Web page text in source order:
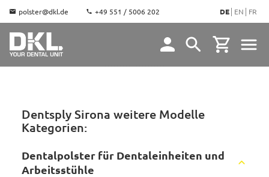
polster@dkl.de +49 551 / 5006 202 DE EN FR
Dentsply Sirona weitere Modelle
Kategorien:
Dentalpolster für Dentaleinheiten und
Arbeitsstühle